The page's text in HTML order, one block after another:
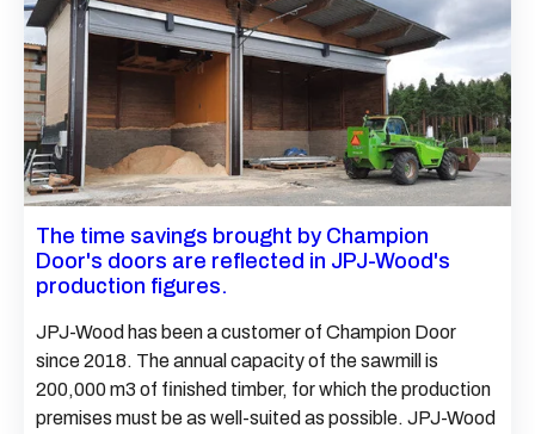
The time savings brought by Champion
Door's doors are reflected in JPJ-Wood's
production figures.
JPJ-Wood has been a customer of Champion Door
since 2018. The annual capacity of the sawmill is
200,000 m3 of finished timber, for which the production
premises must be as well-suited as possible. JPJ-Wood